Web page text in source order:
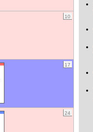
10
17
24